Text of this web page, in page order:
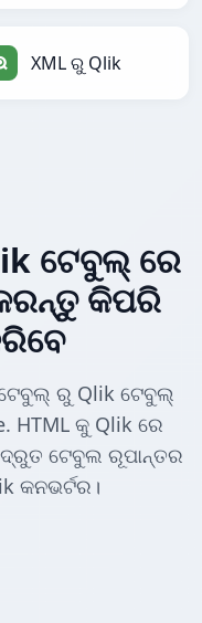
XML ରୁ Qlik
ଟେବୁଲ୍ ରେ
କିପରି
ରୁ Qlik ଟେବୁଲ୍
HTML କୁ Qlik ରେ
ଟେବୁଲ ରୂପାନ୍ତର
କନଭର୍ଟର।